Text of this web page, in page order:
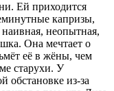
Ей приходится
капризы,
неопытная,
Она мечтает о
её в жёны, чем
старухи. У
обстановке из-за